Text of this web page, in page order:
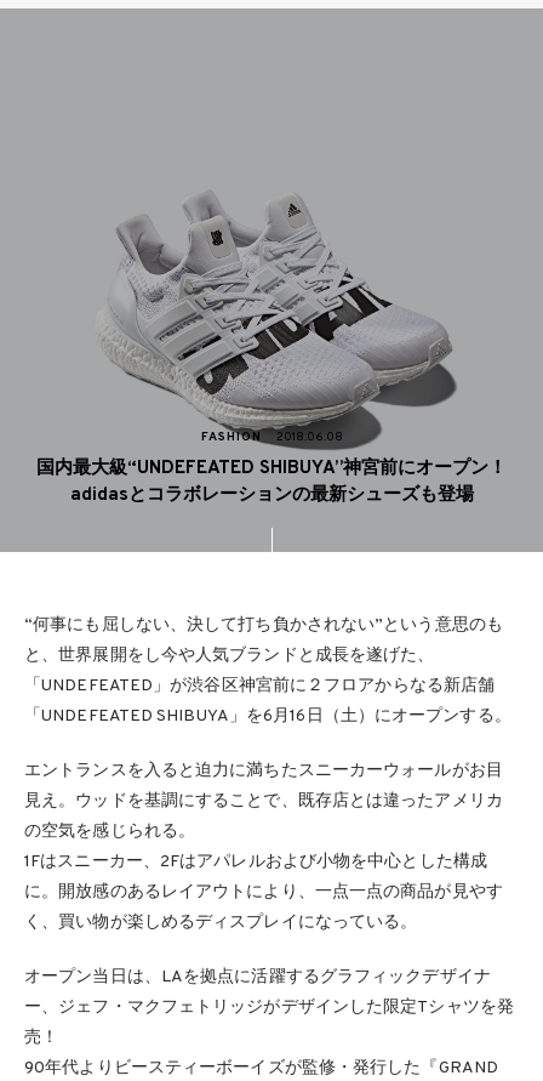
FASHION 2018.06.08
国内最大級“UNDEFEATED SHIBUYA”神宮前にオープン！
adidasとコラボレーションの最新シューズも登場
“何事にも屈しない、決して打ち負かされない”という意思のも
と、世界展開をし今や人気ブランドと成長を遂げた、
「UNDEFEATED」が渋谷区神宮前に２フロアからなる新店舗
「UNDEFEATED SHIBUYA」を6月16日（土）にオープンする。
エントランスを入ると迫力に満ちたスニーカーウォールがお目
見え。ウッドを基調にすることで、既存店とは違ったアメリカ
の空気を感じられる。
1Fはスニーカー、2Fはアパレルおよび小物を中心とした構成
に。開放感のあるレイアウトにより、一点一点の商品が見やす
く、買い物が楽しめるディスプレイになっている。
オープン当日は、LAを拠点に活躍するグラフィックデザイナ
ー、ジェフ・マクフェトリッジがデザインした限定Tシャツを発
売！
90年代よりビースティーボーイズが監修・発行した『GRAND